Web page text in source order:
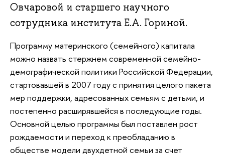
Овчаровой и старшего научного
сотрудника института Е.А. Гориной.
Программу материнского (семейного) капитала
можно назвать стержнем современной семейно-
демографической политики Российской Федерации,
стартовавшей в 2007 году с принятия целого пакета
мер поддержки, адресованных семьям с детьми, и
постепенно расширявшейся в последующие годы.
Основной целью программы был поставлен рост
рождаемости и переход к преобладанию в
обществе модели двухдетной семьи за счет